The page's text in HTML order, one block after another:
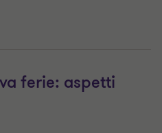
ferie: aspetti